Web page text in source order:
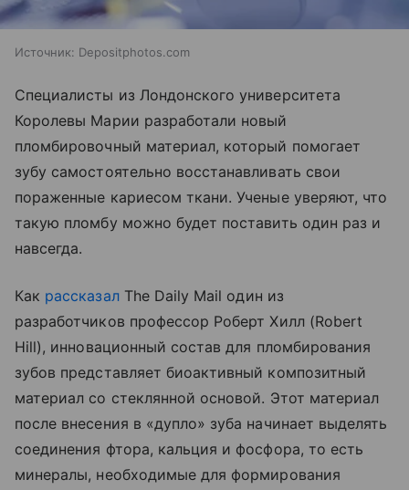
Источник: Depositphotos.com
Специалисты из Лондонского университета
Королевы Марии разработали новый
пломбировочный материал, который помогает
зубу самостоятельно восстанавливать свои
пораженные кариесом ткани. Ученые уверяют, что
такую пломбу можно будет поставить один раз и
навсегда.
Как рассказалThe Daily Mail один из
разработчиков профессор Роберт Хилл (Robert
Hill), инновационный состав для пломбирования
зубов представляет биоактивный композитный
материал со стеклянной основой. Этот материал
после внесения в «дупло» зуба начинает выделять
соединения фтора, кальция и фосфора, то есть
минералы, необходимые для формирования